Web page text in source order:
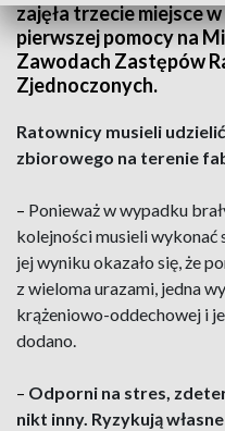
zajęła trzecie miejsce
pierwszej pomocy na
Zawodach Zastępów
Zjednoczonych.
Ratownicy musieli
zbiorowego na terenie
– Ponieważ w wypadku
kolejności musieli wykonać
jej wyniku okazało się, że
z wieloma urazami, jedna
krążeniowo-oddechowej i
dodano.
– Odporni na stres,
nikt inny. Ryzykują